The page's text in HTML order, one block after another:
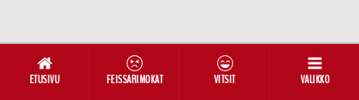
ETUSIVU FEISSARIMOKAT VITSIT VALIKKO